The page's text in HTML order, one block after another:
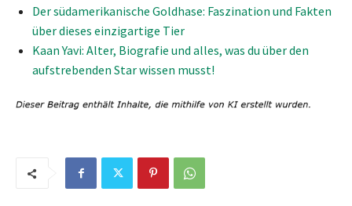
Der südamerikanische Goldhase: Faszination und Fakten
über dieses einzigartige Tier
Kaan Yavi: Alter, Biografie und alles, was du über den
aufstrebenden Star wissen musst!